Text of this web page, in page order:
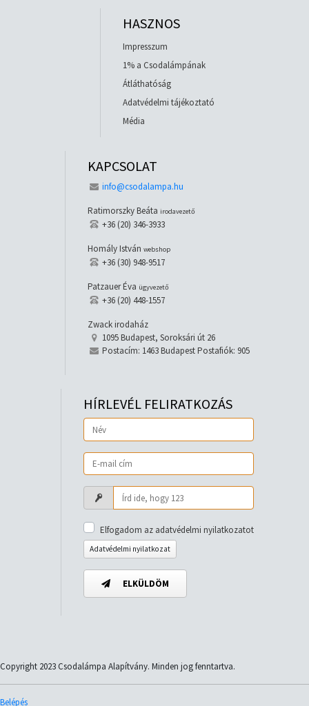
HASZNOS
Impresszum
1% a Csodalámpának
Átláthatóság
Adatvédelmi tájékoztató
Média
KAPCSOLAT
info@csodalampa.hu
Ratimorszky Beáta irodavezető
+36 (20) 346-3933
Homály István webshop
+36 (30) 948-9517
Patzauer Éva ügyvezető
+36 (20) 448-1557
Zwack irodaház
1095 Budapest, Soroksári út 26
Postacím: 1463 Budapest Postafiók: 905
HÍRLEVÉL FELIRATKOZÁS
Elfogadom az adatvédelmi nyilatkozatot
Adatvédelmi nyilatkozat
ELKÜLDÖM
Copyright 2023 Csodalámpa Alapítvány. Minden jog fenntartva.
Belépés